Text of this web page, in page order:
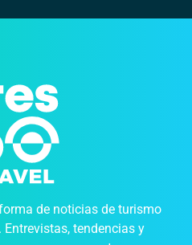
de noticias de turismo
Entrevistas, tendencias y